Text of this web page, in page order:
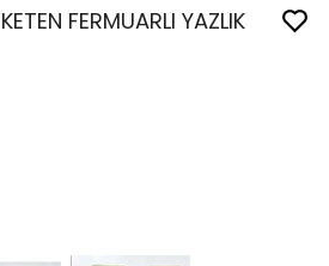
FERMUARLI YAZLIK